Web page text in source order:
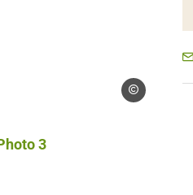
Droits gérés
Photo 3, © Droits gérés